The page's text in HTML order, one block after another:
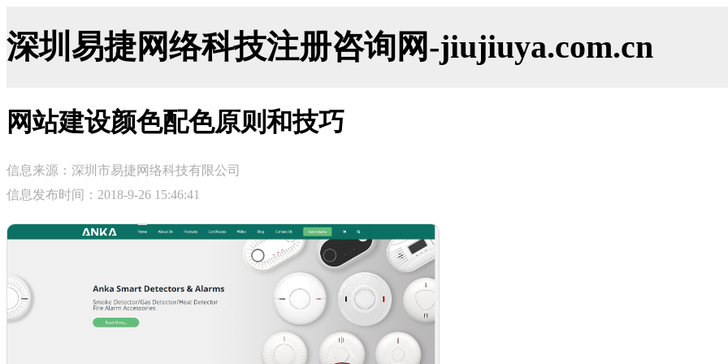
深圳易捷网络科技注册咨询网-jiujiuya.com.cn
网站建设颜色配色原则和技巧
信息来源：深圳市易捷网络科技有限公司
信息发布时间：2018-9-26 15:46:41